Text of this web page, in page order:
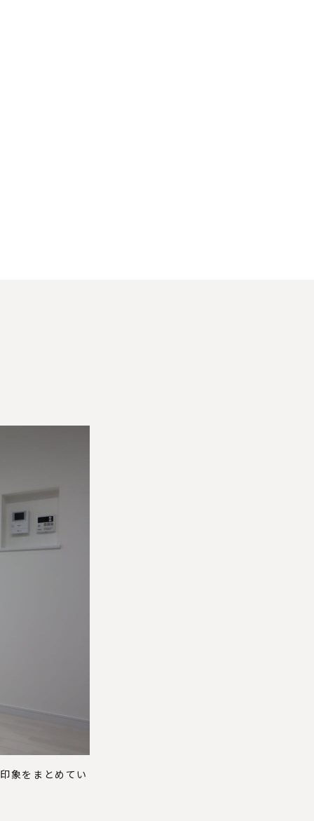
象をまとめてい